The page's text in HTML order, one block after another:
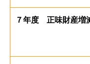
７年度 正味財産増